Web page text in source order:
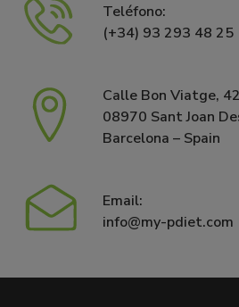
Teléfono:
(+34) 93 293 48 25
Calle Bon Viatge, 42
08970 Sant Joan
Barcelona – Spain
Email:
info@my-pdiet.com